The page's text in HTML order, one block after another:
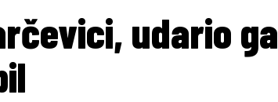
udario ga